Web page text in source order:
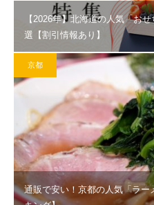
【2026年】北海道の人気「お
選【割引情報あり】
京都
通販で安い！京都の人気「ラ